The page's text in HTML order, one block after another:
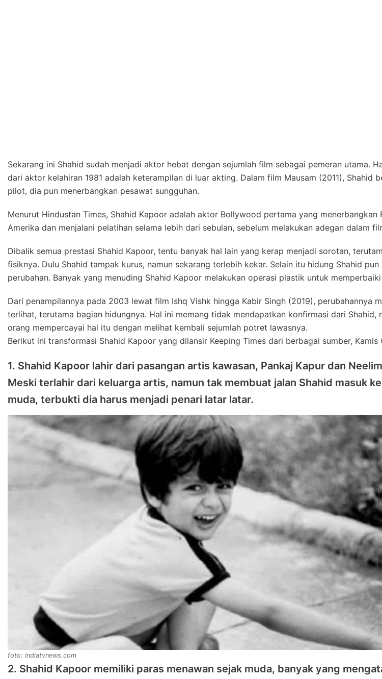
Sekarang ini Shahid sudah menjadi aktor hebat dengan sejumlah film sebagai pemeran utama.
dari aktor kelahiran 1981 adalah keterampilan di luar akting. Dalam film Mausam (2011), Shahid
pilot, dia pun menerbangkan pesawat sungguhan.
Menurut Hindustan Times, Shahid Kapoor adalah aktor Bollywood pertama yang menerbangkan
Amerika dan menjalani pelatihan selama lebih dari sebulan, sebelum melakukan adegan dalam
Dibalik semua prestasi Shahid Kapoor, tentu banyak hal lain yang kerap menjadi sorotan,
fisiknya. Dulu Shahid tampak kurus, namun sekarang terlebih kekar. Selain itu hidung Shahid
perubahan. Banyak yang menuding Shahid Kapoor melakukan operasi plastik untuk
Dari penampilannya pada 2003 lewat film Ishq Vishk hingga Kabir Singh (2019), perubahannya
terlihat, terutama bagian hidungnya. Hal ini memang tidak mendapatkan konfirmasi dari Shahid,
orang mempercayai hal itu dengan melihat kembali sejumlah potret lawasnya.
Berikut ini transformasi Shahid Kapoor yang dilansir Keeping Times dari berbagai sumber, Kamis
1. Shahid Kapoor lahir dari pasangan artis kawasan, Pankaj Kapur dan
Meski terlahir dari keluarga artis, namun tak membuat jalan Shahid masuk
muda, terbukti dia harus menjadi penari latar latar.
foto: indiatvnews.com
2. Shahid Kapoor memiliki paras menawan sejak muda, banyak yang